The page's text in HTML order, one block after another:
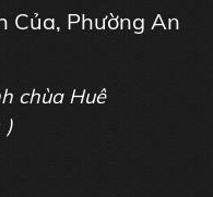
Của, Phường An
chùa Huê
)